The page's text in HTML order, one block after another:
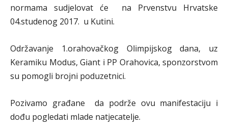
normama sudjelovat će na Prvenstvu Hrvatske
04.studenog 2017. u Kutini.
Održavanje 1.orahovačkog Olimpijskog dana, uz
Keramiku Modus, Giant i PP Orahovica, sponzorstvom
su pomogli brojni poduzetnici.
Pozivamo građane da podrže ovu manifestaciju i
dođu pogledati mlade natjecatelje.